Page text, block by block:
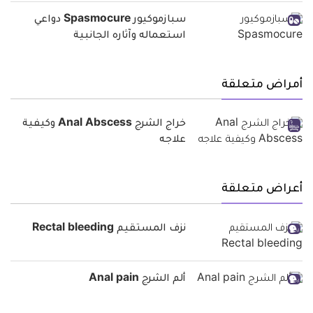
سبازموكيور Spasmocure دواعي
استعماله وآثاره الجانبية
أمراض متعلقة
خراج الشرج Anal Abscess وكيفية
علاجه
أعراض متعلقة
نزف المستقيم Rectal bleeding
ألم الشرج Anal pain